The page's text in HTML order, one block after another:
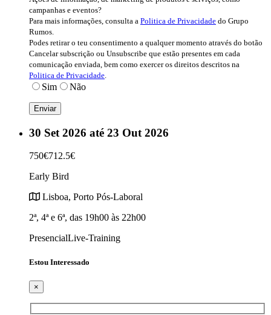
campanhas e eventos?
Para mais informações, consulta a Politica de Privacidade do Grupo
Rumos.
Podes retirar o teu consentimento a qualquer momento através do botão
Cancelar subscrição ou Unsubscribe que estão presentes em cada
comunicação enviada, bem como exercer os direitos descritos na
Politica de Privacidade.
Sim Não
30 Set 2026 até 23 Out 2026
750€712.5€
Early Bird
Lisboa, Porto Pós-Laboral
2ª, 4ª e 6ª, das 19h00 às 22h00
PresencialLive-Training
Estou Interessado
×